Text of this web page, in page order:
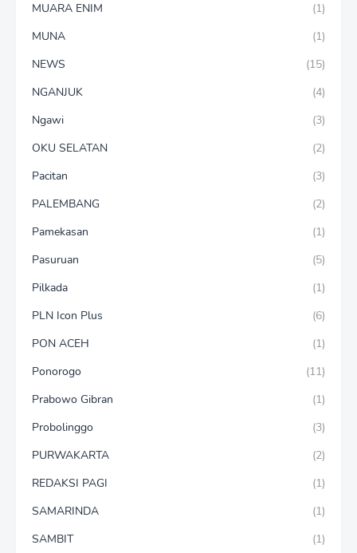
MUARA ENIM
(1)
MUNA
(1)
NEWS
(15)
NGANJUK
(4)
Ngawi
(3)
OKU SELATAN
(2)
Pacitan
(3)
PALEMBANG
(2)
Pamekasan
(1)
Pasuruan
(5)
Pilkada
(1)
PLN Icon Plus
(6)
PON ACEH
(1)
Ponorogo
(11)
Prabowo Gibran
(1)
Probolinggo
(3)
PURWAKARTA
(2)
REDAKSI PAGI
(1)
SAMARINDA
(1)
SAMBIT
(1)